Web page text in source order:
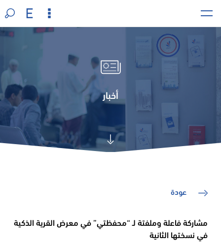
أخبار
عودة
مشاركة فاعلة وملفتة لـ “محفظتي” في معرض القرية الذكية
في نسختها الثانية